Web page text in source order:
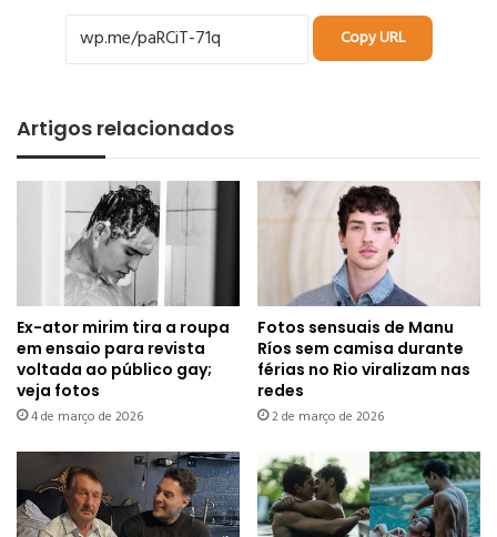
Copy URL
Artigos relacionados
Ex-ator mirim tira a roupa
em ensaio para revista
voltada ao público gay;
veja fotos
4 de março de 2026
Fotos sensuais de Manu
Ríos sem camisa durante
férias no Rio viralizam nas
redes
2 de março de 2026